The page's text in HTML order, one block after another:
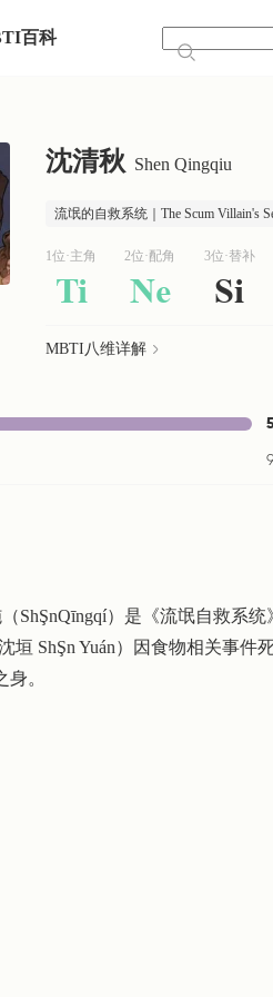
百科
沈清秋 Shen Qingqiu
流氓的自救系统｜The Scum Villain's
1位·主角
Ti
2位·配角
Ne
3位·替补
Si
MBTI八维详解
ShŞnQīngqí）是《流氓自救系
垣 ShŞn Yuán）因食物相关事
。